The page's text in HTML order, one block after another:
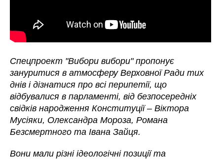
Спецпроект "Вибори вибори" пропонує
зануритися в атмосферу Верховної Ради тих
днів і дізнатися про всі перипетії, що
відбувалися в парламенті, від безпосередніх
свідків народження Конституції – Віктора
Мусіяки, Олександра Мороза, Романа
Безсмертного та Івана Зайця.
Вони мали різні ідеологічні позиції та